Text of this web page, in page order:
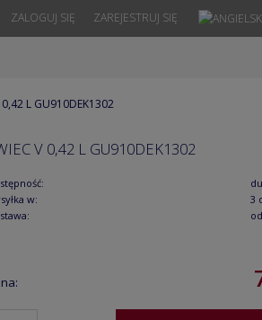
ZAREJESTRUJ SIĘ
ZALOGUJ SIĘ
L GU910DEK1302
V 0,42 L GU910DEK1302
w:
3